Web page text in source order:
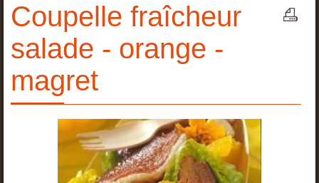
Coupelle fraîcheur
salade - orange -
magret